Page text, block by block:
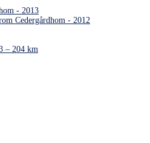
- 2013
Cedergårdhom - 2012
– 204 km